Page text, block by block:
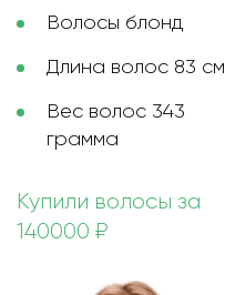
Волосы блонд
Длина волос 83 см
Вес волос 343
грамма
Купили волосы за
140000 ₽